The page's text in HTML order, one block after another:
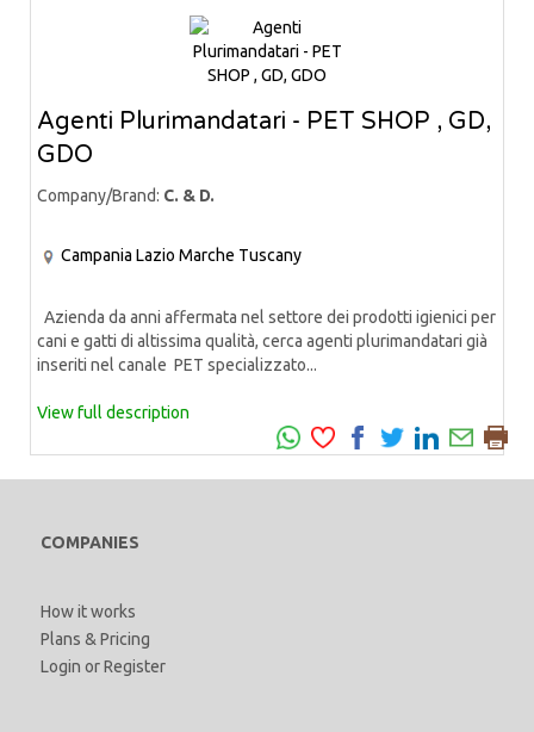
Agenti Plurimandatari - PET SHOP , GD,
GDO
Company/Brand: C. & D.
Campania Lazio Marche Tuscany
Azienda da anni affermata nel settore dei prodotti igienici per
cani e gatti di altissima qualità, cerca agenti plurimandatari già
inseriti nel canale PET specializzato...
View full description
COMPANIES
How it works
Plans & Pricing
Login orRegister